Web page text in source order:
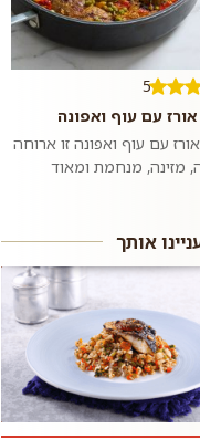
5
עם עוף ואפונה
עם עוף ואפונה זו ארוחה
מזינה, מנחמת ומאוד
ומגישים לארוחת ערב
אותך